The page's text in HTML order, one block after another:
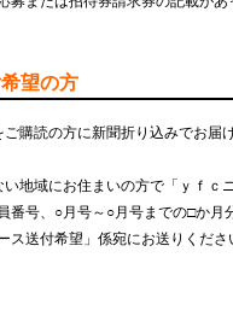
望の方
購読の方に新聞折り込みでお届
地域にお住まいの方で「ｙｆｃ
番号、○月号～○月号までの□か
ス送付希望」係宛にお送りくださ